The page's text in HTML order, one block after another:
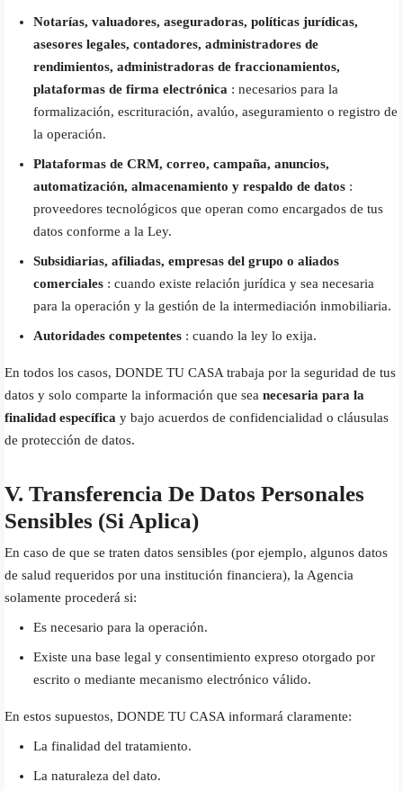
Notarías, valuadores, aseguradoras, políticas jurídicas,
asesores legales, contadores, administradores de
rendimientos, administradoras de fraccionamientos,
plataformas de firma electrónica : necesarios para la
formalización, escrituración, avalúo, aseguramiento o registro de
la operación.
Plataformas de CRM, correo, campaña, anuncios,
automatización, almacenamiento y respaldo de datos :
proveedores tecnológicos que operan como encargados de tus
datos conforme a la Ley.
Subsidiarias, afiliadas, empresas del grupo o aliados
comerciales : cuando existe relación jurídica y sea necesaria
para la operación y la gestión de la intermediación inmobiliaria.
Autoridades competentes : cuando la ley lo exija.
En todos los casos, DONDE TU CASA trabaja por la seguridad de tus
datos y solo comparte la información que sea necesaria para la
finalidad específica y bajo acuerdos de confidencialidad o cláusulas
de protección de datos.
V. Transferencia De Datos Personales
Sensibles (si Aplica)
En caso de que se traten datos sensibles (por ejemplo, algunos datos
de salud requeridos por una institución financiera), la Agencia
solamente procederá si:
Es necesario para la operación.
Existe una base legal y consentimiento expreso otorgado por
escrito o mediante mecanismo electrónico válido.
En estos supuestos, DONDE TU CASA informará claramente:
La finalidad del tratamiento.
La naturaleza del dato.